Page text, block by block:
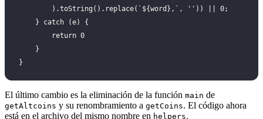
        ).toString().replace(`${word},`, '')) || 0;
    } catch (e) {
        return 0
    }
}
El último cambio es la eliminación de la función main de
getAltcoins y su renombramiento a getCoins. El código ahora
está en el archivo del mismo nombre en helpers.